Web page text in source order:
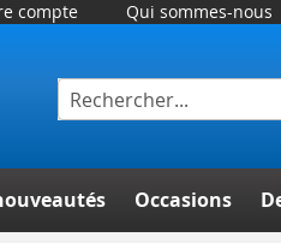
compte Qui sommes-nous
Occasions